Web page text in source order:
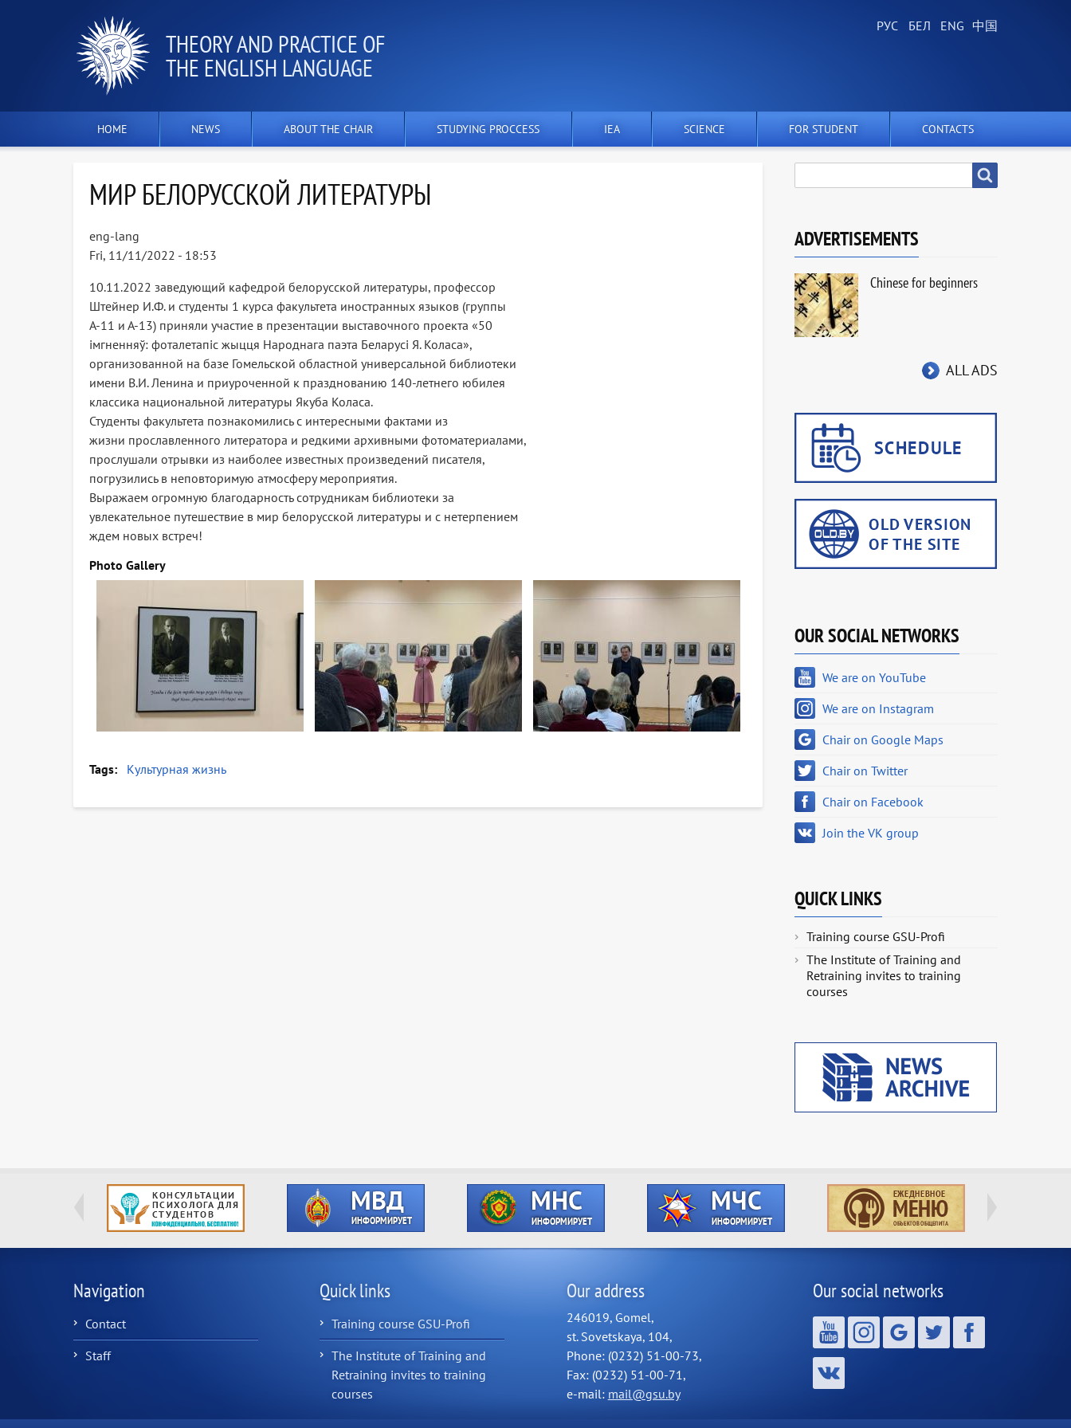
THEORY AND PRACTICE OF
THE ENGLISH LANGUAGE
HOME NEWS ABOUT THE CHAIR STUDYING PROCCESS IEA SCIENCE FOR STUDENT CONTACTS
МИР БЕЛОРУССКОЙ ЛИТЕРАТУРЫ
eng-lang
Fri, 11/11/2022 - 18:53
10.11.2022 заведующий кафедрой белорусской литературы, профессор
Штейнер И.Ф. и студенты 1 курса факультета иностранных языков (группы
А-11 и А-13) приняли участие в презентации выставочного проекта «50
імгненняў: фоталетапіс жыцця Народнага паэта Беларусі Я. Коласа»,
организованной на базе Гомельской областной универсальной библиотеки
имени В.И. Ленина и приуроченной к празднованию 140-летнего юбилея
классика национальной литературы Якуба Коласа.
Студенты факультета познакомились с интересными фактами из
жизни прославленного литератора и редкими архивными фотоматериалами,
прослушали отрывки из наиболее известных произведений писателя,
погрузились в неповторимую атмосферу мероприятия.
Выражаем огромную благодарность сотрудникам библиотеки за
увлекательное путешествие в мир белорусской литературы и с нетерпением
ждем новых встреч!
Photo Gallery
Tags Культурная жизнь
ADVERTISEMENTS
Chinese for beginners
ALL ADS
OUR SOCIAL NETWORKS
We are on YouTube
We are on Instagram
Chair on Google Maps
Chair on Twitter
Chair on Facebook
Join the VK group
QUICK LINKS
Training course GSU-Profi
The Institute of Training and
Retraining invites to training
courses
Navigation
Contact
Staff
Quick links
Training course GSU-Profi
The Institute of Training and
Retraining invites to training
courses
Our address
246019, Gomel,
st. Sovetskaya, 104,
Phone: (0232) 51-00-73,
Fax: (0232) 51-00-71,
e-mail: mail@gsu.by
Our social networks